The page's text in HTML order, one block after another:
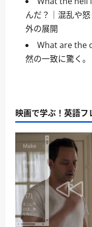
んだ？｜混乱や怒
外の展開
What are the
然の一致に驚く。
映画で学ぶ！英語フ